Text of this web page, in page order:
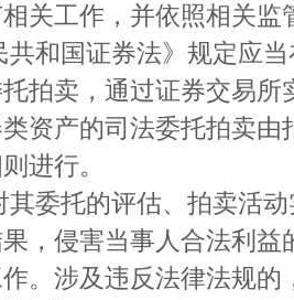
关工作，并依照相关
共和国证券法》规定应
拍卖，通过证券交易
资产的司法委托拍卖
进行。
其委托的评估、拍卖活
，侵害当事人合法利
。涉及违反法律法规的